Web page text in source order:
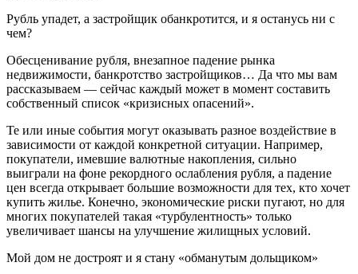
Рубль упадет, а застройщик обанкротится, и я останусь ни с
чем?
Обесценивание рубля, внезапное падение рынка
недвижимости, банкротство застройщиков… Да что мы вам
рассказываем — сейчас каждый может в момент составить
собственный список «кризисных опасений».
Те или иные события могут оказывать разное воздействие в
зависимости от каждой конкретной ситуации. Например,
покупатели, имевшие валютные накопления, сильно
выиграли на фоне рекордного ослабления рубля, а падение
цен всегда открывает большие возможности для тех, кто хочет
купить жилье. Конечно, экономические риски пугают, но для
многих покупателей такая «турбулентность» только
увеличивает шансы на улучшение жилищных условий.
Мой дом не достроят и я стану «обманутым дольщиком»